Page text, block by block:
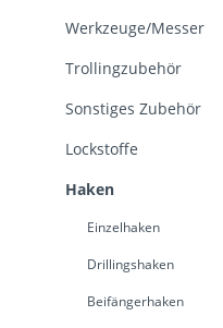
Werkzeuge/Messer
Trollingzubehör
Sonstiges Zubehör
Lockstoffe
Haken
Einzelhaken
Drillingshaken
Beifängerhaken